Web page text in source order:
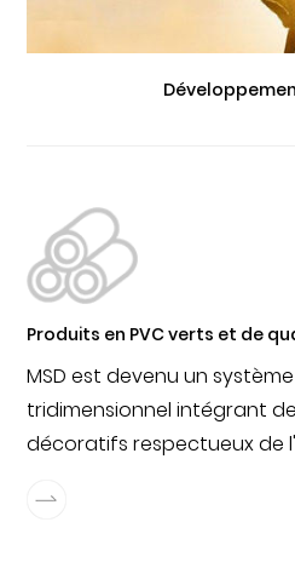
Produits en PVC verts et de
MSD est devenu un
tridimensionnel intégrant
décoratifs respectueux de